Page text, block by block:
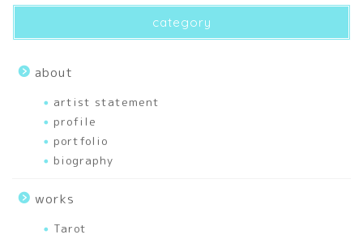
category
about
artist statement
profile
portfolio
biography
works
Tarot
biography